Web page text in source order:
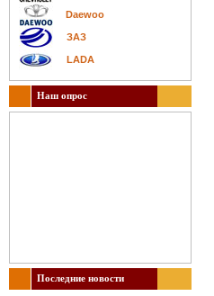
Daewoo
ЗАЗ
LADA
Наш опрос
Последние новости